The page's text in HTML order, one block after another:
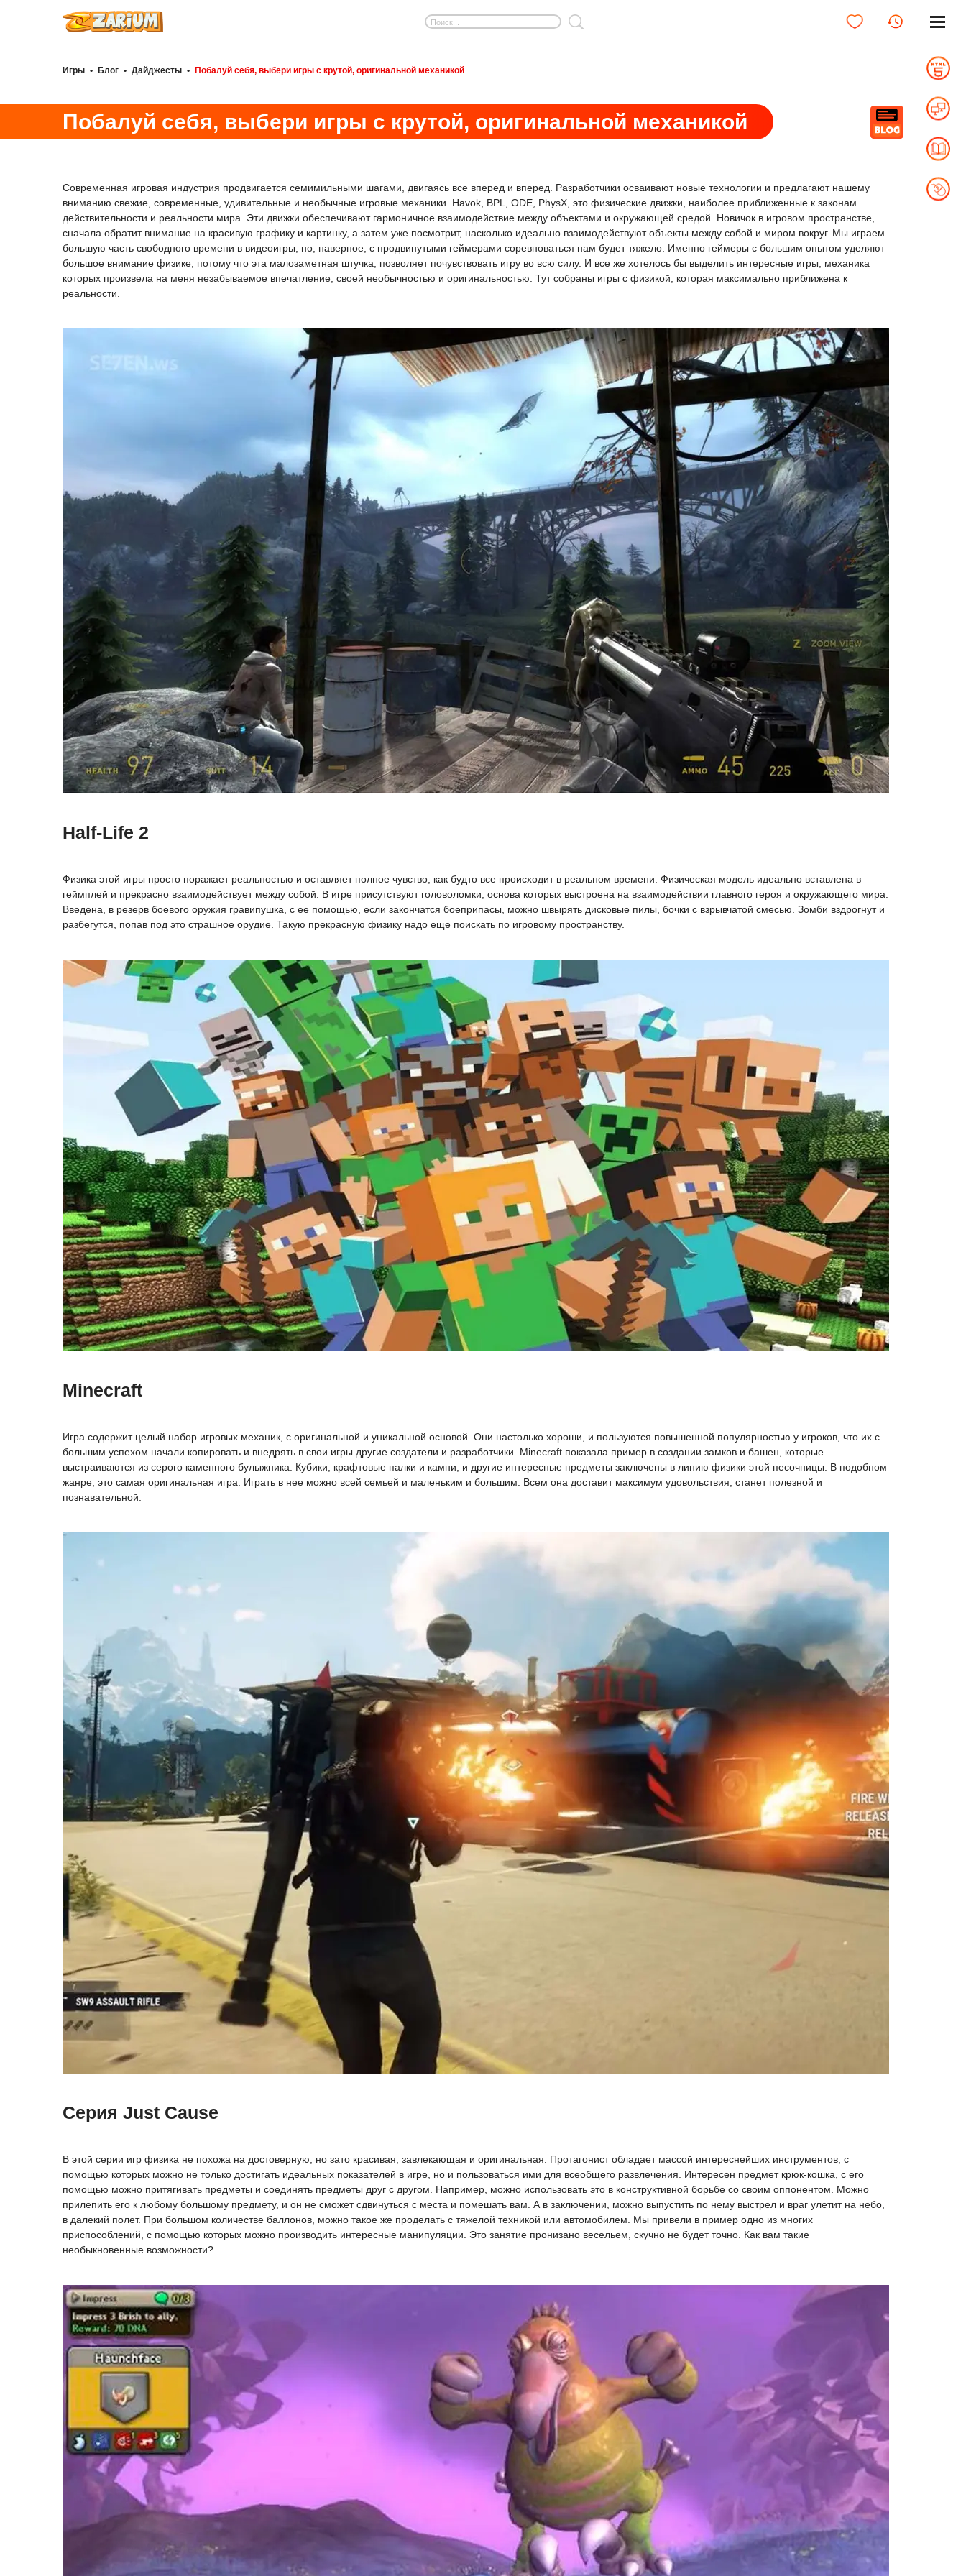
Игры • Блог • Дайджесты • Побалуй себя, выбери игры с крутой, оригинальной механикой
Побалуй себя, выбери игры с крутой, оригинальной механикой
Современная игровая индустрия продвигается семимильными шагами, двигаясь все вперед и вперед. Разработчики осваивают новые технологии и предлагают нашему
вниманию свежие, современные, удивительные и необычные игровые механики. Havok, BPL, ODE, PhysX, это физические движки, наиболее приближенные к законам
действительности и реальности мира. Эти движки обеспечивают гармоничное взаимодействие между объектами и окружающей средой. Новичок в игровом пространстве,
сначала обратит внимание на красивую графику и картинку, а затем уже посмотрит, насколько идеально взаимодействуют объекты между собой и миром вокруг. Мы играем
большую часть свободного времени в видеоигры, но, наверное, с продвинутыми геймерами соревноваться нам будет тяжело. Именно геймеры с большим опытом уделяют
большое внимание физике, потому что эта малозаметная штучка, позволяет почувствовать игру во всю силу. И все же хотелось бы выделить интересные игры, механика
которых произвела на меня незабываемое впечатление, своей необычностью и оригинальностью. Тут собраны игры с физикой, которая максимально приближена к
реальности.
Half-Life 2
Физика этой игры просто поражает реальностью и оставляет полное чувство, как будто все происходит в реальном времени. Физическая модель идеально вставлена в
геймплей и прекрасно взаимодействует между собой. В игре присутствуют головоломки, основа которых выстроена на взаимодействии главного героя и окружающего мира.
Введена, в резерв боевого оружия гравипушка, с ее помощью, если закончатся боеприпасы, можно швырять дисковые пилы, бочки с взрывчатой смесью. Зомби вздрогнут и
разбегутся, попав под это страшное орудие. Такую прекрасную физику надо еще поискать по игровому пространству.
Minecraft
Игра содержит целый набор игровых механик, с оригинальной и уникальной основой. Они настолько хороши, и пользуются повышенной популярностью у игроков, что их с
большим успехом начали копировать и внедрять в свои игры другие создатели и разработчики. Minecraft показала пример в создании замков и башен, которые
выстраиваются из серого каменного булыжника. Кубики, крафтовые палки и камни, и другие интересные предметы заключены в линию физики этой песочницы. В подобном
жанре, это самая оригинальная игра. Играть в нее можно всей семьей и маленьким и большим. Всем она доставит максимум удовольствия, станет полезной и
познавательной.
Серия Just Cause
В этой серии игр физика не похожа на достоверную, но зато красивая, завлекающая и оригинальная. Протагонист обладает массой интереснейших инструментов, с
помощью которых можно не только достигать идеальных показателей в игре, но и пользоваться ими для всеобщего развлечения. Интересен предмет крюк-кошка, с его
помощью можно притягивать предметы и соединять предметы друг с другом. Например, можно использовать это в конструктивной борьбе со своим оппонентом. Можно
прилепить его к любому большому предмету, и он не сможет сдвинуться с места и помешать вам. А в заключении, можно выпустить по нему выстрел и враг улетит на небо,
в далекий полет. При большом количестве баллонов, можно такое же проделать с тяжелой техникой или автомобилем. Мы привели в пример одно из многих
приспособлений, с помощью которых можно производить интересные манипуляции. Это занятие пронизано весельем, скучно не будет точно. Как вам такие
необыкновенные возможности?